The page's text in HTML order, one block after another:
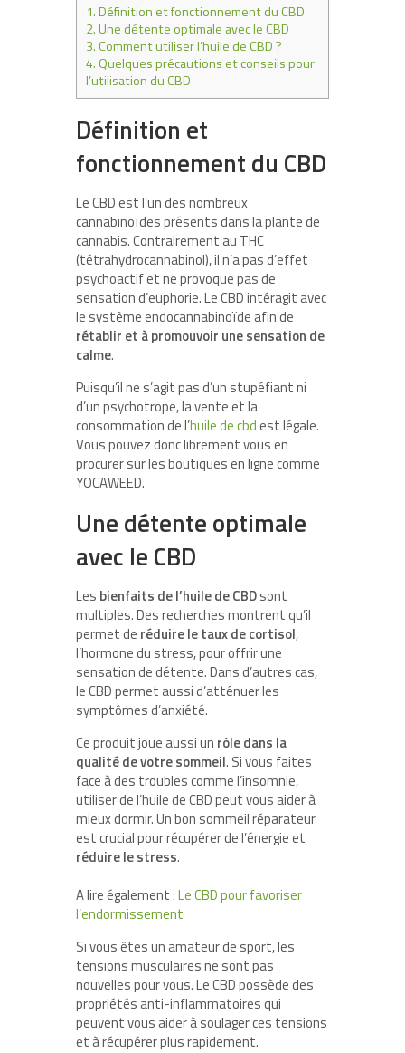
1.Définition et fonctionnement du CBD
2.Une détente optimale avec le CBD
3.Comment utiliser l’huile de CBD ?
4.Quelques précautions et conseils pour
l’utilisation du CBD
Définition et
fonctionnement du CBD
Le CBD est l’un des nombreux
cannabinoïdes présents dans la plante de
cannabis. Contrairement au THC
(tétrahydrocannabinol), il n’a pas d’effet
psychoactif et ne provoque pas de
sensation d’euphorie. Le CBD intéragit avec
le système endocannabinoïde afin de
rétablir et à promouvoir une sensation de
calme.
Puisqu’il ne s’agit pas d’un stupéfiant ni
d’un psychotrope, la vente et la
consommation de l’huile de cbdest légale.
Vous pouvez donc librement vous en
procurer sur les boutiques en ligne comme
YOCAWEED.
Une détente optimale
avec le CBD
Les bienfaits de l’huile de CBDsont
multiples. Des recherches montrent qu’il
permet de réduire le taux de cortisol,
l’hormone du stress, pour offrir une
sensation de détente. Dans d’autres cas,
le CBD permet aussi d’atténuer les
symptômes d’anxiété.
Ce produit joue aussi un rôle dans la
qualité de votre sommeil. Si vous faites
face à des troubles comme l’insomnie,
utiliser de l’huile de CBD peut vous aider à
mieux dormir. Un bon sommeil réparateur
est crucial pour récupérer de l’énergie et
réduire le stress.
A lire également :Le CBD pour favoriser
l’endormissement
Si vous êtes un amateur de sport, les
tensions musculaires ne sont pas
nouvelles pour vous. Le CBD possède des
propriétés anti-inflammatoires qui
peuvent vous aider à soulager ces tensions
et à récupérer plus rapidement.